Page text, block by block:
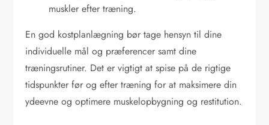
muskler efter træning.
En god kostplanlægning bør tage hensyn til dine
individuelle mål og præferencer samt dine
træningsrutiner. Det er vigtigt at spise på de rigtige
tidspunkter før og efter træning for at maksimere din
ydeevne og optimere muskelopbygning og restitution.